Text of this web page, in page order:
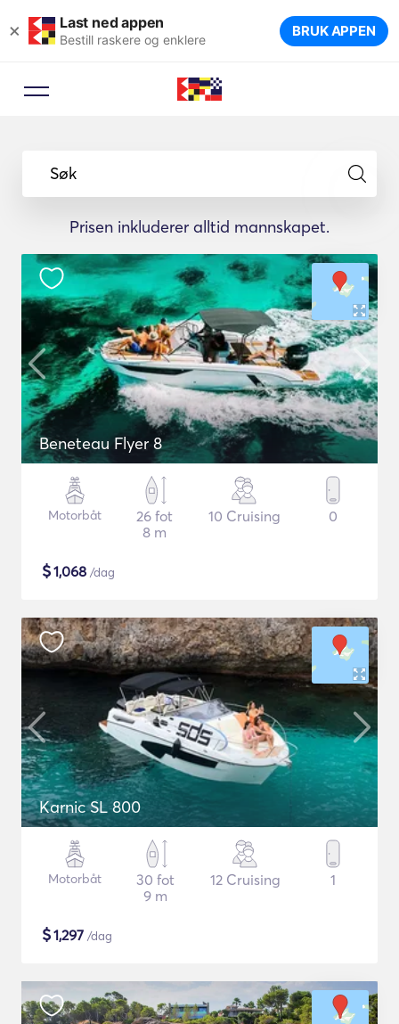
× Last ned appen
Bestill raskere og enklere BRUK APPEN
Søk
Prisen inkluderer alltid mannskapet.
Beneteau Flyer 8
Motorbåt
26 fot
8 m
10 Cruising 0
$1,068 /dag
Karnic SL 800
Motorbåt
30 fot
9 m
12 Cruising 1
$1,297 /dag